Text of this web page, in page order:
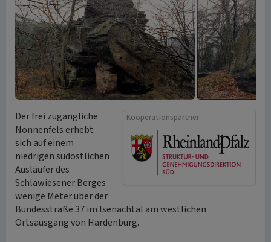
Kooperationspartner
Der frei zugängliche
Nonnenfels erhebt
sich auf einem
niedrigen südöstlichen
Ausläufer des
Schlawiesener Berges
wenige Meter über der
Bundesstraße 37 im Isenachtal am westlichen
Ortsausgang von Hardenburg.